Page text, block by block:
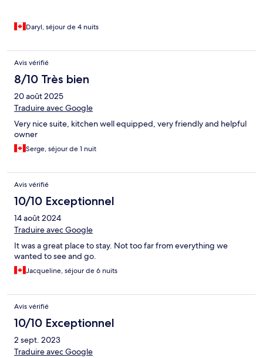
Daryl, séjour de 4 nuits
Avis vérifié
8/10 Très bien
20 août 2025
Traduire avec Google
Very nice suite, kitchen well equipped, very friendly and helpful
owner
Serge, séjour de 1 nuit
Avis vérifié
10/10 Exceptionnel
14 août 2024
Traduire avec Google
It was a great place to stay. Not too far from everything we
wanted to see and go.
Jacqueline, séjour de 6 nuits
Avis vérifié
10/10 Exceptionnel
2 sept. 2023
Traduire avec Google